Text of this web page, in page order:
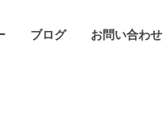
ブログ お問い合わせ